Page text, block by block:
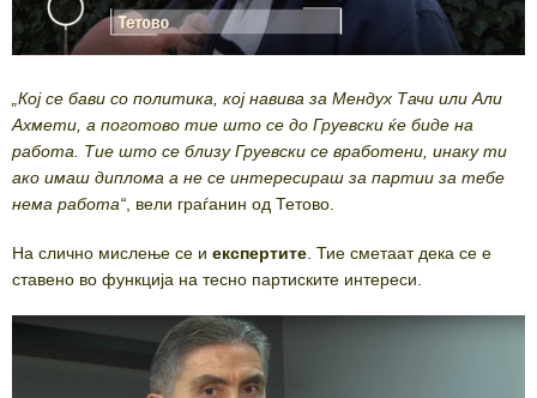
„Кој се бави со политика, кој навива за Мендух Тачи или Али
Ахмети, а поготово тие што се до Груевски ќе биде на
работа. Тие што се близу Груевски се вработени, инаку ти
ако имаш диплома а не се интересираш за партии за тебе
нема работа“ , вели граѓанин од Тетово.
На слично мислење се и експертите . Тие сметаат дека се е
ставено во функција на тесно партиските интереси.